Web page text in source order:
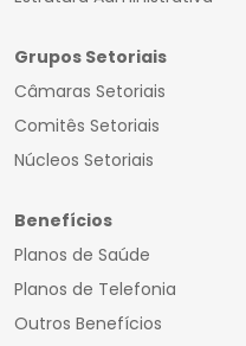
Grupos Setoriais
Câmaras Setoriais
Comitês Setoriais
Núcleos Setoriais
Benefícios
Planos de Saúde
Planos de Telefonia
Outros Benefícios